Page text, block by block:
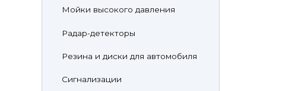
Мойки высокого давления
Радар-детекторы
Резина и диски для автомобиля
Сигнализации